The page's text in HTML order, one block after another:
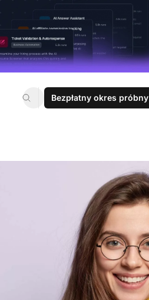
Bezpłatny okres próbny